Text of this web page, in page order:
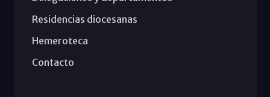
Residencias diocesanas
Hemeroteca
Contacto